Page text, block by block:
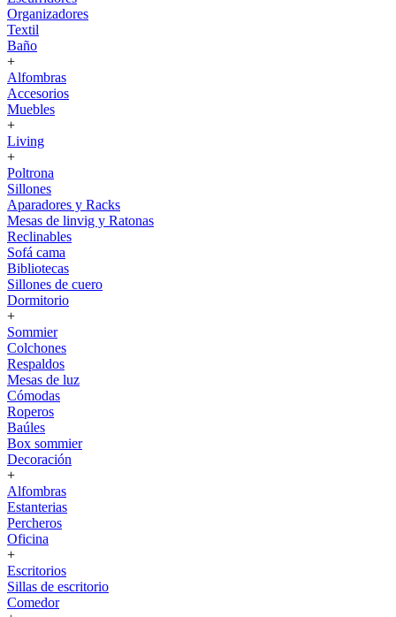
Organizadores
Textil
Baño
+
Alfombras
Accesorios
Muebles
+
Living
+
Poltrona
Sillones
Aparadores y Racks
Mesas de linvig y Ratonas
Reclinables
Sofá cama
Bibliotecas
Sillones de cuero
Dormitorio
+
Sommier
Colchones
Respaldos
Mesas de luz
Cómodas
Roperos
Baúles
Box sommier
Decoración
+
Alfombras
Estanterias
Percheros
Oficina
+
Escritorios
Sillas de escritorio
Comedor